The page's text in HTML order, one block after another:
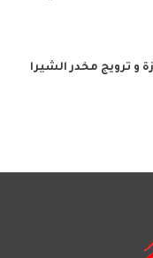
ترويج مخدر الشيرا